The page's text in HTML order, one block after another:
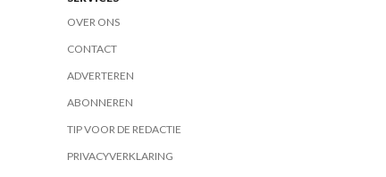
OVER ONS
CONTACT
ADVERTEREN
ABONNEREN
TIP VOOR DE REDACTIE
PRIVACYVERKLARING